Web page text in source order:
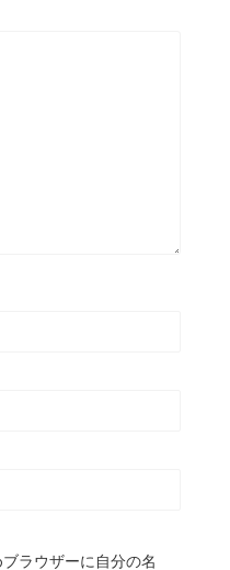
ラウザーに自分の名